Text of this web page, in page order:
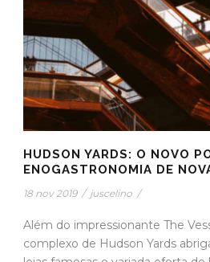
HUDSON YARDS: O NOVO
ENOGASTRONOMIA DE
18 nov 2019 / juscelino /
Além do impressionante The
complexo de Hudson Yards